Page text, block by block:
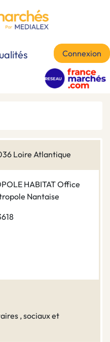
Connexion
Loire Atlantique
HABITAT Office
Nantaise
, sociaux et